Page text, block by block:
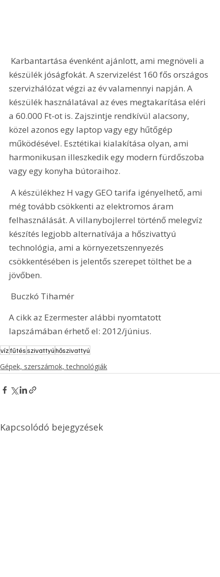
készülék jóságfokát. A szervizelést 160 fős országos
szervizhálózat végzi az év valamennyi napján. A
készülék használatával az éves megtakarítása eléri
a 60.000 Ft-ot is. Zajszintje rendkívül alacsony,
közel azonos egy laptop vagy egy hűtőgép
működésével. Esztétikai kialakítása olyan, ami
harmonikusan illeszkedik egy modern fürdőszoba
vagy egy konyha bútoraihoz.
A készülékhez H vagy GEO tarifa igényelhető, ami
még tovább csökkenti az elektromos áram
felhasználását. A villanybojlerrel történő melegvíz
készítés legjobb alternatívája a hőszivattyú
technológia, ami a környezetszennyezés
csökkentésében is jelentős szerepet tölthet be a
jövőben.
Buczkó Tihamér
A cikk az Ezermester alábbi nyomtatott
lapszámában érhető el: 2012/június.
vízfűtésszivattyúhőszivattyú
Gépek, szerszámok, technológiák
Kapcsolódó bejegyzések